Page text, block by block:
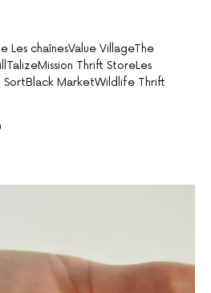
Les chaînesValue VillageThe
Thrift StoreLes
SortBlack MarketWildlife Thrift